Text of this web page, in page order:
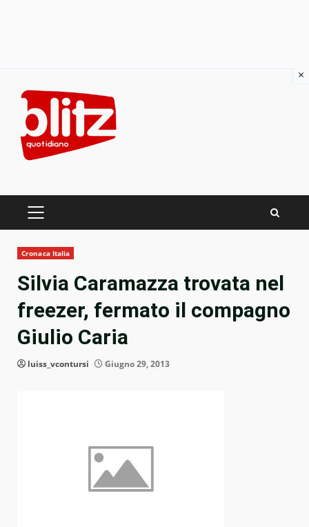
content
PRIMARY
Cronaca Italia
Silvia Caramazza trovata nel
freezer, fermato il compagno
Giulio Caria
luiss_vcontursi Giugno 29, 2013
×